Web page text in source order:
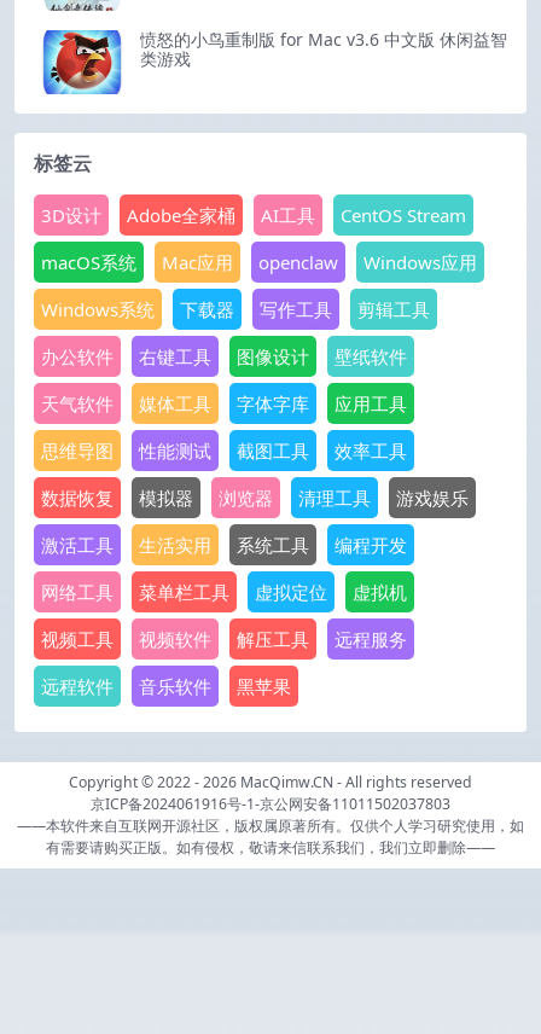
愤怒的小鸟重制版 for Mac v3.6 中文版 休闲益智
类游戏
标签云
3D设计 Adobe全家桶 AI工具
CentOS Stream
macOS系统
Mac应用 openclaw
Windows应用
Windows系统
下载器 写作工具
剪辑工具
办公软件
右键工具 图像设计
壁纸软件
天气软件
媒体工具 字体字库
应用工具
思维导图
性能测试 截图工具
效率工具
数据恢复
模拟器 浏览器 清理工具
游戏娱乐
激活工具
生活实用 系统工具
编程开发
网络工具
菜单栏工具 虚拟定位
虚拟机
视频工具
视频软件 解压工具
远程服务
远程软件
音乐软件 黑苹果
Copyright © 2022 - 2026 MacQimw.CN - All rights reserved
京ICP备2024061916号-1-京公网安备11011502037803
——本软件来自互联网开源社区，版权属原著所有。仅供个人学习研究使用，如
有需要请购买正版。如有侵权，敬请来信联系我们，我们立即删除——